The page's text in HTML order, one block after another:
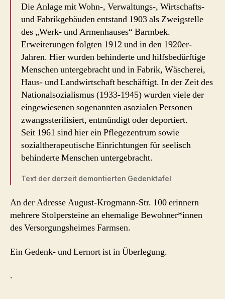
Die Anlage mit Wohn-, Verwaltungs-, Wirtschafts-
und Fabrikgebäuden entstand 1903 als Zweigstelle
des „Werk- und Armenhauses“ Barmbek.
Erweiterungen folgten 1912 und in den 1920er-
Jahren. Hier wurden behinderte und hilfsbedürftige
Menschen untergebracht und in Fabrik, Wäscherei,
Haus- und Landwirtschaft beschäftigt. In der Zeit des
Nationalsozialismus (1933-1945) wurden viele der
eingewiesenen sogenannten asozialen Personen
zwangssterilisiert, entmündigt oder deportiert.
Seit 1961 sind hier ein Pflegezentrum sowie
sozialtherapeutische Einrichtungen für seelisch
behinderte Menschen untergebracht.
Text der derzeit demontierten Gedenktafel
An der Adresse August-Krogmann-Str. 100 erinnern
mehrere Stolpersteine an ehemalige Bewohner*innen
des Versorgungsheimes Farmsen.
Ein Gedenk- und Lernort ist in Überlegung.
.